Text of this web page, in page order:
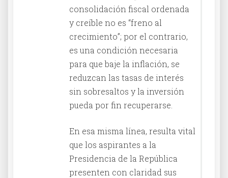
consolidación fiscal ordenada
y creíble no es “freno al
crecimiento”; por el contrario,
es una condición necesaria
para que baje la inflación, se
reduzcan las tasas de interés
sin sobresaltos y la inversión
pueda por fin recuperarse.
En esa misma línea, resulta vital
que los aspirantes a la
Presidencia de la República
presenten con claridad sus